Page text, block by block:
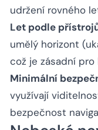
udržení rovného
Let podle
umělý horizont
což je zásadní
Minimální
využívají
bezpečnost